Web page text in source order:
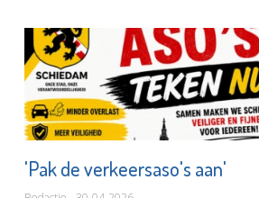
'Pak de verkeersaso's aan'